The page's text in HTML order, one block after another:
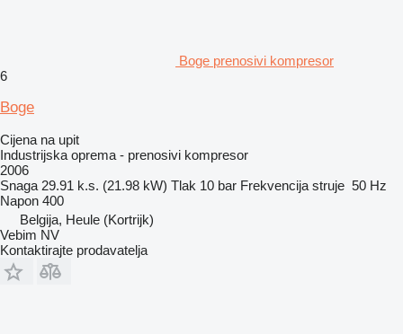
Boge prenosivi kompresor
6
Boge
Cijena na upit
Industrijska oprema - prenosivi kompresor
2006
Snaga 29.91 k.s. (21.98 kW) Tlak 10 bar Frekvencija struje 50 Hz
Napon 400
Belgija, Heule (Kortrijk)
Vebim NV
Kontaktirajte prodavatelja